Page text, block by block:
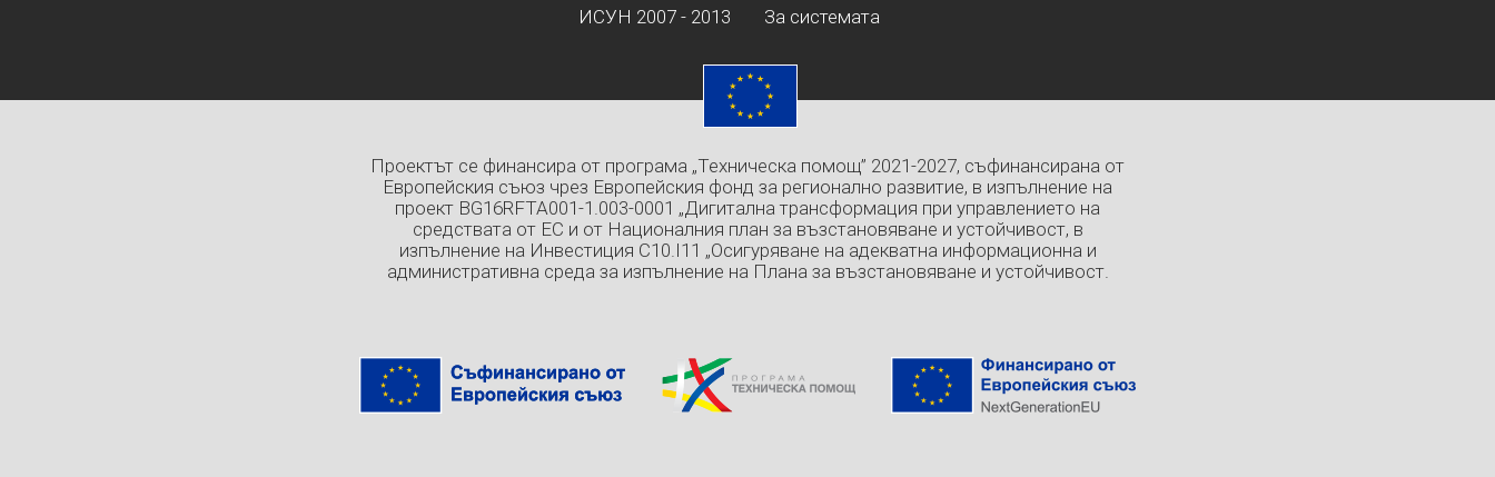
ИСУН 2007 - 2013
За системата
Проектът се финансира от програма „Техническа помощ” 2021-2027, съфинансирана от
Европейския съюз чрез Европейския фонд за регионално развитие, в изпълнение на
проект BG16RFTA001-1.003-0001 „Дигитална трансформация при управлението на
средствата от ЕС и от Националния план за възстановяване и устойчивост, в
изпълнение на Инвестиция C10.I11 „Осигуряване на адекватна информационна и
административна среда за изпълнение на Плана за възстановяване и устойчивост.